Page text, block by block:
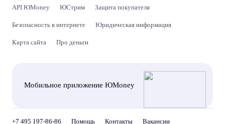
API ЮMoney ЮСтрим Защита покупателя
Безопасность в интернете Юридическая информация
Карта сайта Про деньги
Мобильное приложение ЮMoney
+7 495 197-86-86 Помощь Контакты Вакансии